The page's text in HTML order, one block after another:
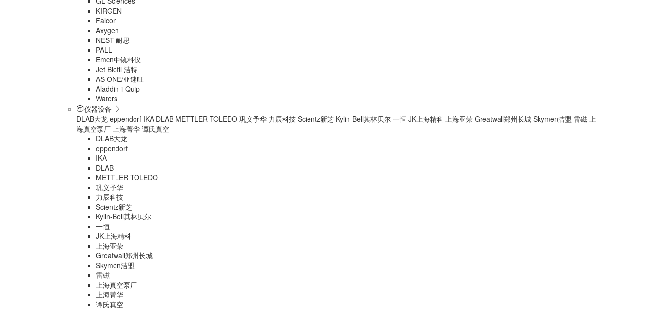
KIRGEN
Falcon
Axygen
NEST 耐思
PALL
Emcn中镜科仪
Jet Biofil 洁特
AS ONE/亚速旺
Aladdin-i-Quip
Waters
仪器设备
DLAB大龙 eppendorf IKA DLAB METTLER TOLEDO 巩义予华 力辰科技 Scientz新芝 Kylin-Bell其林贝尔 一恒 JK上海精科 上海亚荣 Greatwall郑州长城 Skymen洁盟 雷磁 上
海真空泵厂 上海菁华 谭氏真空
DLAB大龙
eppendorf
IKA
DLAB
METTLER TOLEDO
巩义予华
力辰科技
Scientz新芝
Kylin-Bell其林贝尔
一恒
JK上海精科
上海亚荣
Greatwall郑州长城
Skymen洁盟
雷磁
上海真空泵厂
上海菁华
谭氏真空